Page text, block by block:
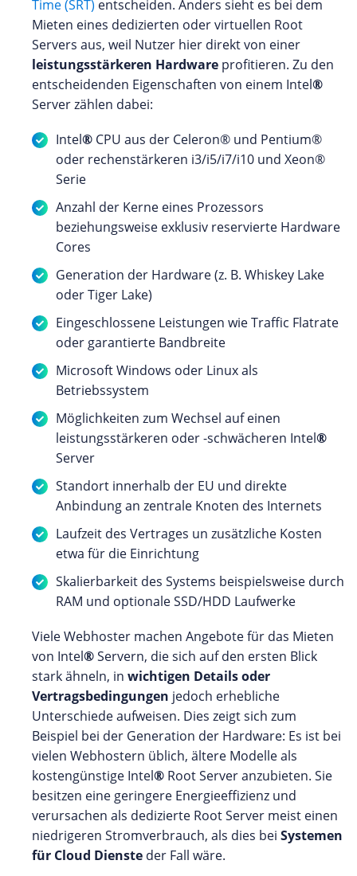
Time (SRT) entscheiden. Anders sieht es bei dem
Mieten eines dedizierten oder virtuellen Root
Servers aus, weil Nutzer hier direkt von einer
leistungsstärkeren Hardware profitieren. Zu den
entscheidenden Eigenschaften von einem Intel®
Server zählen dabei:
Intel® CPU aus der Celeron® und Pentium®
oder rechenstärkeren i3/i5/i7/i10 und Xeon®
Serie
Anzahl der Kerne eines Prozessors
beziehungsweise exklusiv reservierte Hardware
Cores
Generation der Hardware (z. B. Whiskey Lake
oder Tiger Lake)
Eingeschlossene Leistungen wie Traffic Flatrate
oder garantierte Bandbreite
Microsoft Windows oder Linux als
Betriebssystem
Möglichkeiten zum Wechsel auf einen
leistungsstärkeren oder -schwächeren Intel®
Server
Standort innerhalb der EU und direkte
Anbindung an zentrale Knoten des Internets
Laufzeit des Vertrages un zusätzliche Kosten
etwa für die Einrichtung
Skalierbarkeit des Systems beispielsweise durch
RAM und optionale SSD/HDD Laufwerke
Viele Webhoster machen Angebote für das Mieten
von Intel®Servern, die sich auf den ersten Blick
stark ähneln, in wichtigen Details oder
Vertragsbedingungen jedoch erhebliche
Unterschiede aufweisen. Dies zeigt sich zum
Beispiel bei der Generation der Hardware: Es ist bei
vielen Webhostern üblich, ältere Modelle als
kostengünstige Intel® Root Server anzubieten. Sie
besitzen eine geringere Energieeffizienz und
verursachen als dedizierte Root Server meist einen
niedrigeren Stromverbrauch, als dies bei Systemen
für Cloud Dienste der Fall wäre.